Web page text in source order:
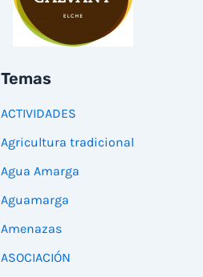
Temas
ACTIVIDADES
Agricultura tradicional
Agua Amarga
Aguamarga
Amenazas
ASOCIACIÓN